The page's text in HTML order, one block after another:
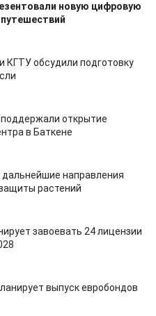
новую цифровую
КГТУ обсудили подготовку
открытие
в Баткене
дальнейшие направления
растений
завоевать 24 лицензии
выпуск евробондов